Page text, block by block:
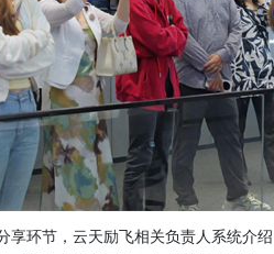
享环节，云天励飞相关负责人系统介